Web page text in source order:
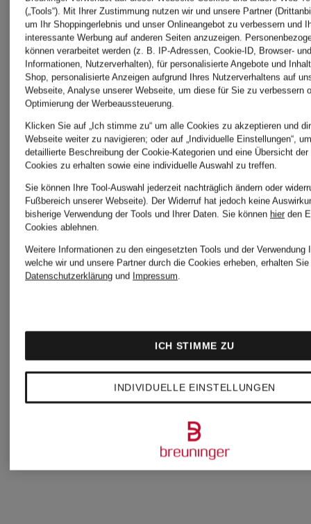
Levi's®
MAMMUT
Marc
O'Polo
MEINDL
MONCLER
MONTALE
FORD
BEAUTY
TOMMY
(„Tools“). Mit Ihrer Zustimmung nutzen wir und unsere Partner
um Ihr Shoppingerlebnis und unser Onlineangebot zu verbessern und
interessante Werbung auf anderen Seiten anzuzeigen.
können verarbeitet werden (z. B. IP-Adressen, Cookie-ID, Browser-
Informationen, Nutzerverhalten), für personalisierte Angebote und
Shop, personalisierte Anzeigen aufgrund Ihres Nutzerverhaltens auf
Webseite, Analyse unserer Webseite, um diese für Sie zu verbessern
Optimierung der Werbeaussteuerung.
Klicken Sie auf „Ich stimme zu“ um alle Cookies zu akzeptieren und
Webseite weiter zu navigieren; oder auf „Individuelle Einstellungen“,
detaillierte Beschreibung der Cookie-Kategorien und eine Übersicht
Cookies zu erhalten sowie eine individuelle Auswahl zu treffen.
Sie können Ihre Tool-Auswahl jederzeit nachträglich ändern oder
Fußbereich unserer Webseite). Der Widerruf hat jedoch keine
bisherige Verwendung der Tools und Ihrer Daten. Sie können hier den
Cookies ablehnen.
Weitere Informationen zu den eingesetzten Tools und der Verwendung
welche wir und unsere Partner durch die Cookies erheben, erhalten
Datenschutzerklärung und Impressum.
INDIVIDUELLE EINSTELLUNGEN
ICH STIMME ZU